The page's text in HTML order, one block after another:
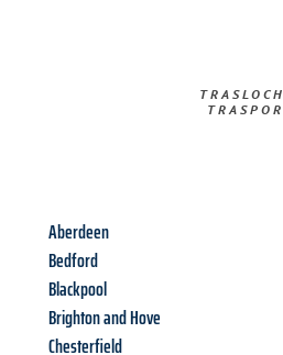
Aberdeen
Bedford
Blackpool
Brighton and Hove
Chesterfield